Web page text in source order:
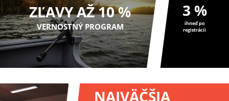
ZĽAVY AŽ 10 %
VERNOSTNÝ PROGRAM
3 %
ihneď po
registrácii
NAJVÄČŠIA